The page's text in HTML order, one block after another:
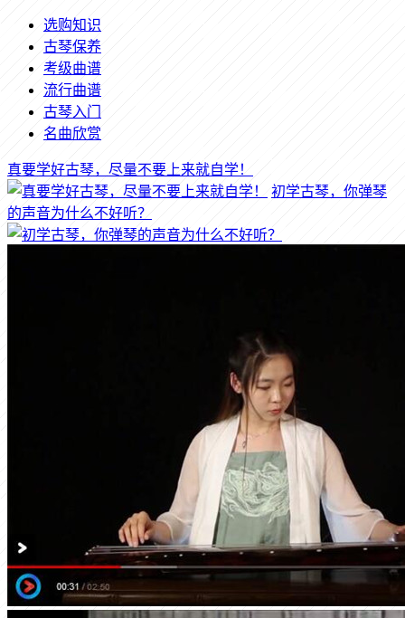
选购知识
古琴保养
考级曲谱
流行曲谱
古琴入门
名曲欣赏
真要学好古琴，尽量不要上来就自学！
初学古琴，你弹琴
的声音为什么不好听？